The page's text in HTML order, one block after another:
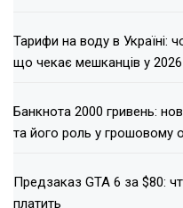
Тарифи на воду в Україні:
що чекає мешканців у 2026
Банкнота 2000 гривень:
та його роль у грошовому
Предзаказ GTA 6 за $80:
платить